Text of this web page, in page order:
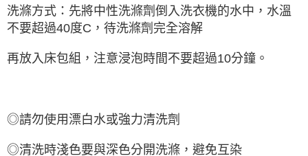
洗滌方式：先將中性洗滌劑倒入洗衣機的水中，水溫
不要超過40度C，待洗滌劑完全溶解
再放入床包組，注意浸泡時間不要超過10分鐘。
◎請勿使用漂白水或強力清洗劑
◎清洗時淺色要與深色分開洗滌，避免互染